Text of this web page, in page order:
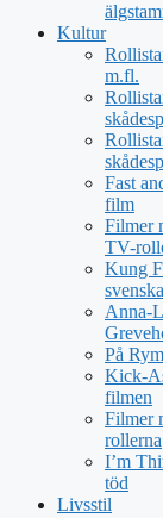
Kultur
m.fl.
Fast
film
Filmer
TV-
Kung
Anna-
På
Kick-
filmen
Filmer
rollerna
I’m
töd
Livsstil